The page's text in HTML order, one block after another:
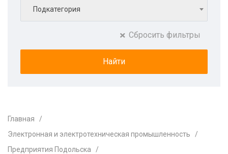
Подкатегория
Сбросить фильтры
Главная
Электронная и электротехническая промышленность
Предприятия Подольска